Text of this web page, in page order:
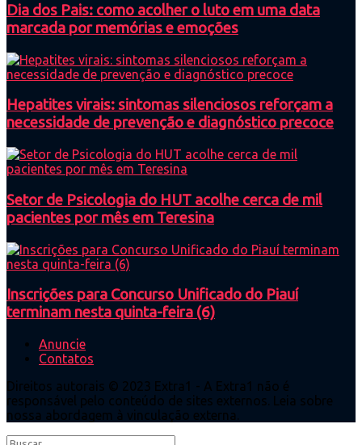
Dia dos Pais: como acolher o luto em uma data
marcada por memórias e emoções
Hepatites virais: sintomas silenciosos reforçam a
necessidade de prevenção e diagnóstico precoce
Setor de Psicologia do HUT acolhe cerca de mil
pacientes por mês em Teresina
Inscrições para Concurso Unificado do Piauí
terminam nesta quinta-feira (6)
Anuncie
Contatos
Direitos autorais © 2023 Extra1 - A Extra1 não é
responsável pelo conteúdo de sites externos. Leia sobre
nossa abordagem à vinculação externa.